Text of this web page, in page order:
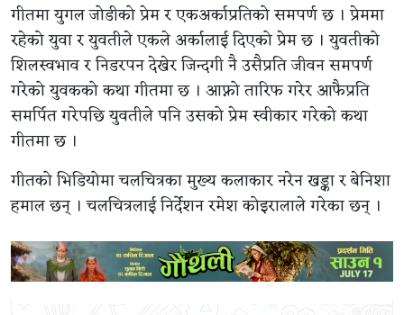
गीतमा युगल जोडीको प्रेम र एकअर्काप्रतिको समपर्ण छ । प्रेममा
रहेको युवा र युवतीले एकले अर्कालाई दिएको प्रेम छ । युवतीको
शिलस्वभाव र निडरपन देखेर जिन्दगी नै उसैप्रति जीवन समपर्ण
गरेको युवकको कथा गीतमा छ । आफ्नो तारिफ गरेर आफैप्रति
समर्पित गरेपछि युवतीले पनि उसको प्रेम स्वीकार गरेको कथा
गीतमा छ ।
गीतको भिडियोमा चलचित्रका मुख्य कलाकार नरेन खड्का र बेनिशा
हमाल छन् । चलचित्रलाई निर्देशन रमेश कोइरालाले गरेका छन् ।